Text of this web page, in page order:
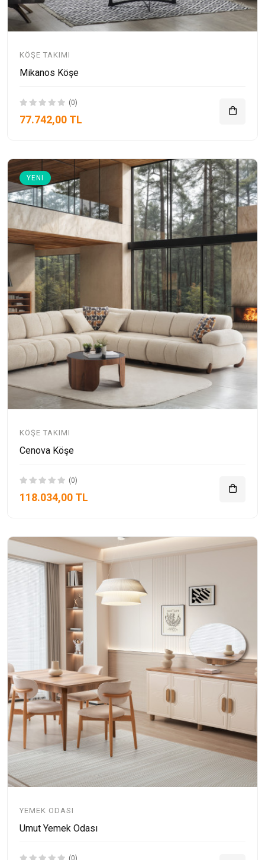
KÖŞE TAKIMI
Mikanos Köşe
(0)
77.742,00 TL
YENI
KÖŞE TAKIMI
Cenova Köşe
(0)
118.034,00 TL
YEMEK ODASI
Umut Yemek Odası
(0)